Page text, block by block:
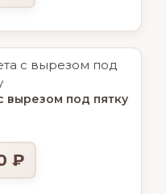
вырезом под пятку
₽